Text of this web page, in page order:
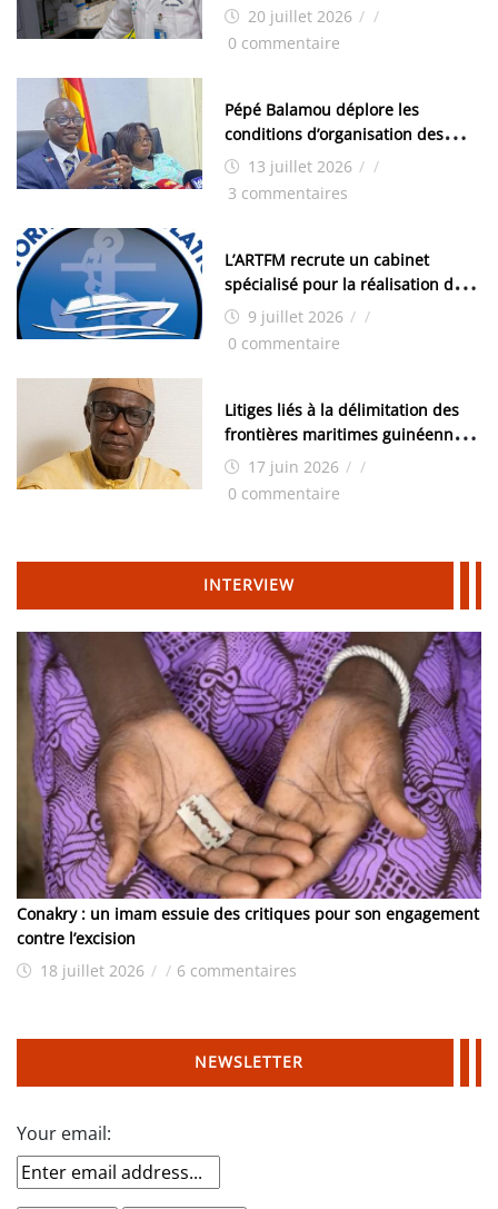
de Kamsar des techniciens
chimistes (H/F)
20 juillet 2026 / /
0 commentaire
Pépé Balamou déplore les
conditions d’organisation des
examens nationaux : « Si ce sont
les élections, on trouve tous les
13 juillet 2026 / /
3 commentaires
L’ARTFM recrute un cabinet
spécialisé pour la réalisation des
études techniques
9 juillet 2026 / /
0 commentaire
Litiges liés à la délimitation des
frontières maritimes guinéennes:
Idrissa Chérif écrit au ministre
des Hydrocarbures
17 juin 2026 / /
0 commentaire
INTERVIEW
Conakry : un imam essuie des critiques pour son engagement
contre l’excision
18 juillet 2026 / / 6 commentaires
NEWSLETTER
Your email: